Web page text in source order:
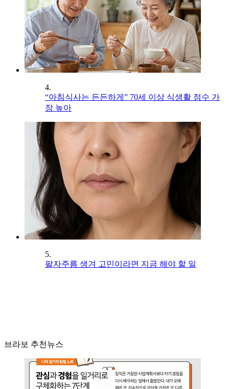
4.
“아침식사는 든든하게” 70세 이상 식생활 점수 가
장 높아
5.
팔자주름 생겨 고민이라면 지금 해야 할 일
브라보 추천뉴스